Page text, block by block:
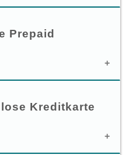
Einzug vom
Prepaid
werden. Denn
sich mit „einmaliger
Kreditkarte